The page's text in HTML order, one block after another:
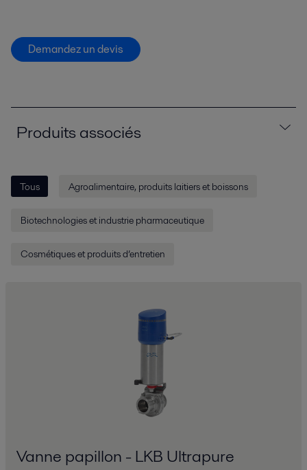
Demandez un devis
Produits associés
Tous Agroalimentaire, produits laitiers et boissons
Biotechnologies et industrie pharmaceutique
Cosmétiques et produits d’entretien
Vanne papillon - LKB Ultrapure